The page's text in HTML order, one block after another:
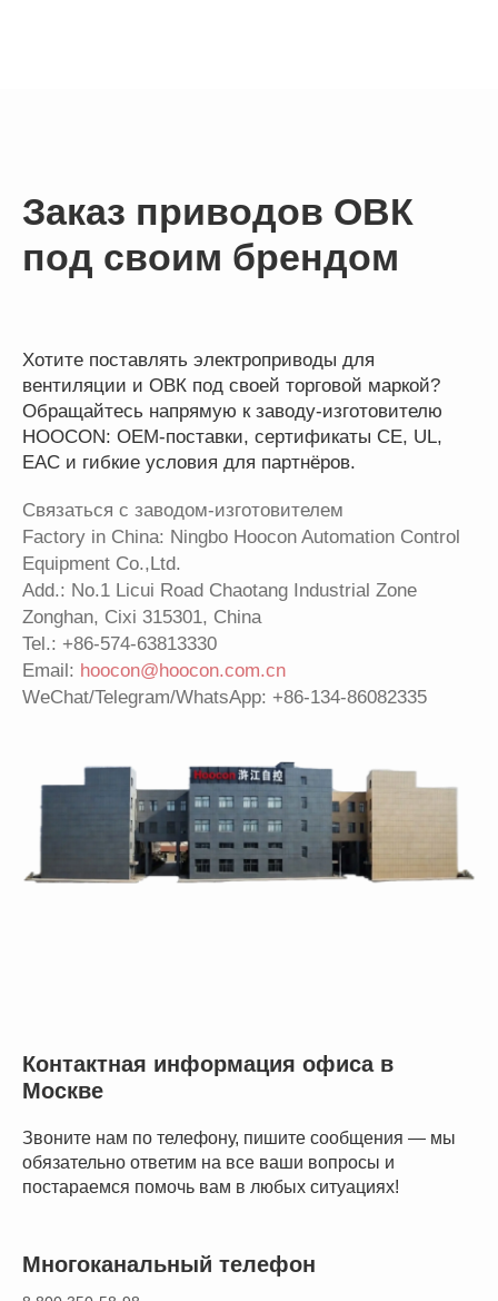
Заказ приводов ОВК
под своим брендом
Хотите поставлять электроприводы для
вентиляции и ОВК под своей торговой маркой?
Обращайтесь напрямую к заводу-изготовителю
HOOCON: OEM-поставки, сертификаты CE, UL,
EAC и гибкие условия для партнёров.
Связаться с заводом-изготовителем
Factory in China: Ningbo Hoocon Automation Control
Equipment Co.,Ltd.
Add.: No.1 Licui Road Chaotang Industrial Zone
Zonghan, Cixi 315301, China
Tel.: +86-574-63813330
Email: hoocon@hoocon.com.cn
WeChat/Telegram/WhatsApp: +86-134-86082335
Контактная информация офиса в
Москве
Звоните нам по телефону, пишите сообщения — мы
обязательно ответим на все ваши вопросы и
постараемся помочь вам в любых ситуациях!
Многоканальный телефон